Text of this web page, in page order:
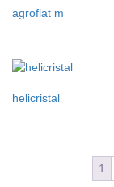
agroflat m
helicristal
1